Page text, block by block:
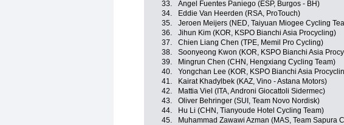
33.
Angel Fuentes Paniego (ESP, Burgos - BH)
34.
Eddie Van Heerden (RSA, ProTouch)
35.
Jeroen Meijers (NED, Taiyuan Miogee Cycling
36.
Jihun Kim (KOR, KSPO Bianchi Asia Procycling)
37.
Chien Liang Chen (TPE, Memil Pro Cycling)
38.
Soonyeong Kwon (KOR, KSPO Bianchi Asia
39.
Mingrun Chen (CHN, Hengxiang Cycling Team)
40.
Yongchan Lee (KOR, KSPO Bianchi Asia
41.
Kairat Khadylbek (KAZ, Vino - Astana Motors)
42.
Mattia Viel (ITA, Androni Giocattoli Sidermec)
43.
Oliver Behringer (SUI, Team Novo Nordisk)
44.
Hu Li (CHN, Tianyoude Hotel Cycling Team)
45.
Muhammad Zawawi Azman (MAS, Team Sapura